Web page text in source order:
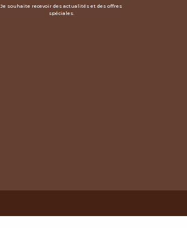
Je souhaite recevoir des actualités et des offres
spéciales.